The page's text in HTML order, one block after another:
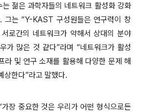
젊은 과학자들의 네트워크 활성화 강화
그는 “Y-KAST 구성원들은 연구력이 창
로간의 네트워크가 약해서 상대의 분야
가 많은 것 같다”라며 “네트워크가 활성
라 및 연구 소재를 활용해 다양한 문제 해
상한다”라고 말했다.
장 중요한 것은 우리가 어떤 형식으로든